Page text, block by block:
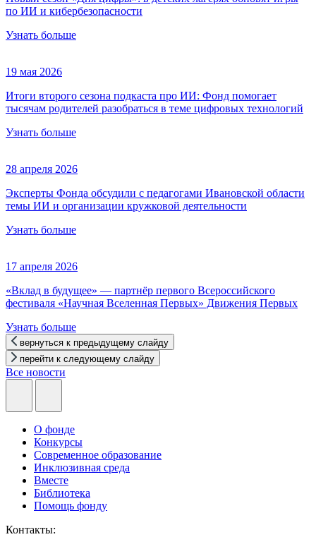
по ИИ и кибербезопасности
Узнать больше
19 мая 2026
Итоги второго сезона подкаста про ИИ: Фонд помогает
тысячам родителей разобраться в теме цифровых технологий
Узнать больше
28 апреля 2026
Эксперты Фонда обсудили с педагогами Ивановской области
темы ИИ и организации кружковой деятельности
Узнать больше
17 апреля 2026
«Вклад в будущее» — партнёр первого Всероссийского
фестиваля «Научная Вселенная Первых» Движения Первых
Узнать больше
вернуться к предыдущему слайду
перейти к следующему слайду
Все новости
О фонде
Конкурсы
Современное образование
Инклюзивная среда
Вместе
Библиотека
Помощь фонду
Контакты: